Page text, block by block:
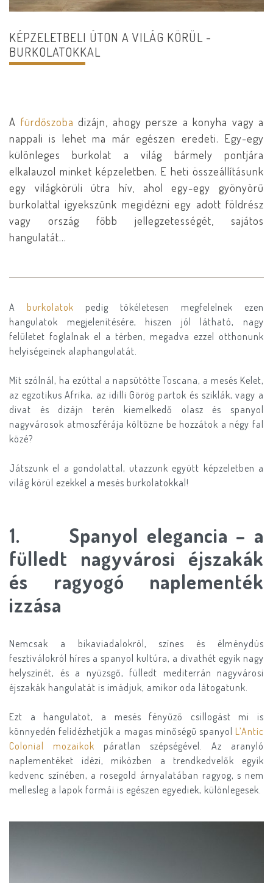
KÉPZELETBELI ÚTON A VILÁG KÖRÜL -
BURKOLATOKKAL
A fürdőszoba dizájn, ahogy persze a konyha vagy a
nappali is lehet ma már egészen eredeti. Egy-egy
különleges burkolat a világ bármely pontjára
elkalauzol minket képzeletben. E heti összeállításunk
egy világkörüli útra hív, ahol egy-egy gyönyörű
burkolattal igyekszünk megidézni egy adott földrész
vagy ország főbb jellegzetességét, sajátos
hangulatát…
A burkolatok pedig tökéletesen megfelelnek ezen
hangulatok megjelenítésére, hiszen jól látható, nagy
felületet foglalnak el a térben, megadva ezzel otthonunk
helyiségeinek alaphangulatát.
Mit szólnál, ha ezúttal a napsütötte Toscana, a mesés Kelet,
az egzotikus Afrika, az idilli Görög partok és sziklák, vagy a
divat és dizájn terén kiemelkedő olasz és spanyol
nagyvárosok atmoszférája költözne be hozzátok a négy fal
közé?
Játszunk el a gondolattal, utazzunk együtt képzeletben a
világ körül ezekkel a mesés burkolatokkal!
1. Spanyol elegancia – a
fülledt nagyvárosi éjszakák
és ragyogó naplementék
izzása
Nemcsak a bikaviadalokról, színes és élménydús
fesztiválokról híres a spanyol kultúra, a divathét egyik nagy
helyszínét, és a nyüzsgő, fülledt mediterrán nagyvárosi
éjszakák hangulatát is imádjuk, amikor oda látogatunk.
Ezt a hangulatot, a mesés fényűző csillogást mi is
könnyedén felidézhetjük a magas minőségű spanyol L’Antic
Colonial mozaikok páratlan szépségével. Az aranyló
naplementéket idézi, miközben a trendkedvelők egyik
kedvenc színében, a rosegold árnyalatában ragyog, s nem
mellesleg a lapok formái is egészen egyediek, különlegesek.